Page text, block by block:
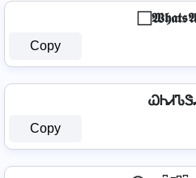
⃞
Copy
Copy